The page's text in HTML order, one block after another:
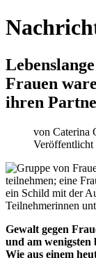
Frauen
ihren
von Caterina
Veröffentlicht
Gewalt gegen
und am wenigsten
Wie aus einem